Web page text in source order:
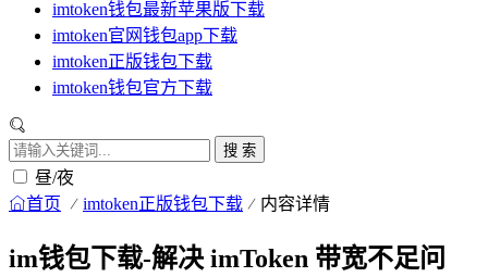
imtoken钱包最新苹果版下载
imtoken官网钱包app下载
imtoken正版钱包下载
imtoken钱包官方下载
搜 索
昼/夜
首页 imtoken正版钱包下载 内容详情
im钱包下载-解决 imToken 带宽不足问